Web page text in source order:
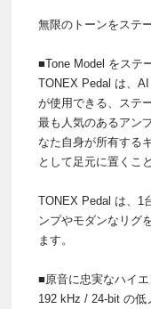
無限のトーンをステ
■Tone Model をステ
TONEX Pedal は、
が使用できる、ステ
最も人気のあるアン
なた自身が所有する
として足元に置くこ
TONEX Pedal は、1
ンプやモダンなリグ
ます。
■原音に忠実なハイ
192 kHz / 24-bit の低